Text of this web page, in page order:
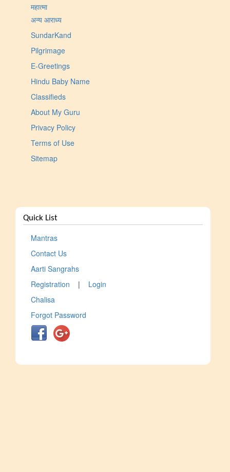
महात्मा
अन्य आराध्य
SundarKand
Pilgrimage
E-Greetings
Hindu Baby Name
Classifieds
About My Guru
Privacy Policy
Terms of Use
Sitemap
Quick List
Mantras
Contact Us
Aarti Sangrahs
Registration | Login
Chalisa
Forgot Password